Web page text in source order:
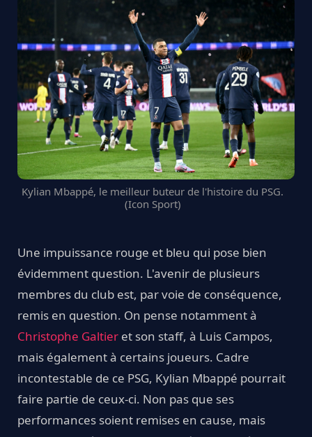
Kylian Mbappé, le meilleur buteur de l'histoire du PSG.
(Icon Sport)
Une impuissance rouge et bleu qui pose bien
évidemment question. L'avenir de plusieurs
membres du club est, par voie de conséquence,
remis en question. On pense notamment à
Christophe Galtier et son staff, à Luis Campos,
mais également à certains joueurs. Cadre
incontestable de ce PSG, Kylian Mbappé pourrait
faire partie de ceux-ci. Non pas que ses
performances soient remises en cause, mais